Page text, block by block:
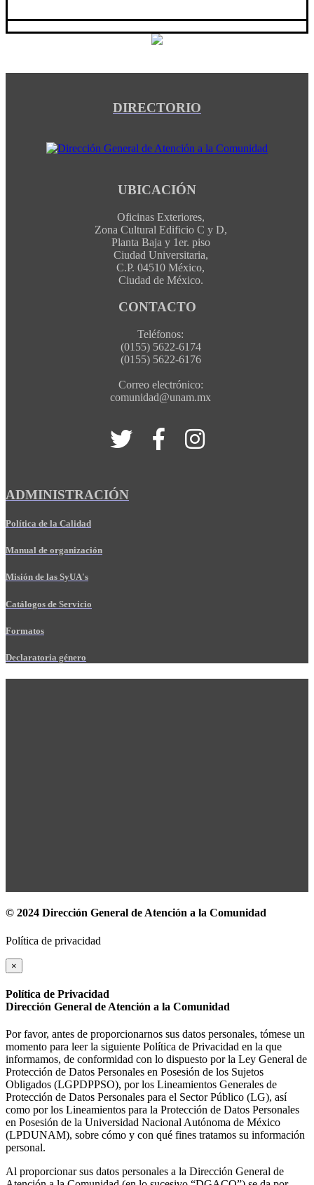
DIRECTORIO
UBICACIÓN
Oficinas Exteriores,
Zona Cultural Edificio C y D,
Planta Baja y 1er. piso
Ciudad Universitaria,
C.P. 04510 México,
Ciudad de México.
CONTACTO
Teléfonos:
(0155) 5622-6174
(0155) 5622-6176
Correo electrónico:
comunidad@unam.mx
ADMINISTRACIÓN
Política de la Calidad
Manual de organización
Misión de las SyUA's
Catálogos de Servicio
Formatos
Declaratoria género
© 2024 Dirección General de Atención a la Comunidad
Política de privacidad
×
Política de Privacidad
Dirección General de Atención a la Comunidad
Por favor, antes de proporcionarnos sus datos personales, tómese un
momento para leer la siguiente Política de Privacidad en la que
informamos, de conformidad con lo dispuesto por la Ley General de
Protección de Datos Personales en Posesión de los Sujetos
Obligados (LGPDPPSO), por los Lineamientos Generales de
Protección de Datos Personales para el Sector Público (LG), así
como por los Lineamientos para la Protección de Datos Personales
en Posesión de la Universidad Nacional Autónoma de México
(LPDUNAM), sobre cómo y con qué fines tratamos su información
personal.
Al proporcionar sus datos personales a la Dirección General de